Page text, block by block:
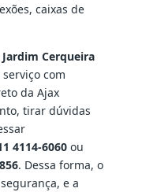
caixas de
Cerqueira
com
da Ajax
tirar dúvidas
4114-6060ou
. Dessa forma, o
e a